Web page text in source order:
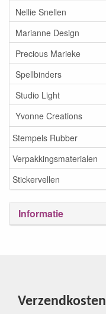
Nellie Snellen
Marianne Design
Precious Marieke
Spellbinders
Studio Light
Yvonne Creations
Stempels Rubber
Verpakkingsmaterialen
Stickervellen
Informatie
Verzendkosten